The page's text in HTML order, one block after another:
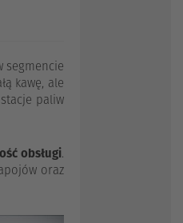
segmencie
kawę, ale
paliw
obsługi.
oraz